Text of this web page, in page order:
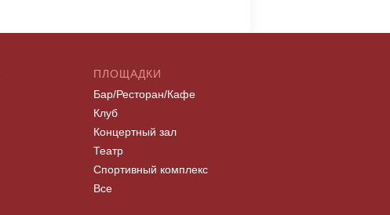
ПЛОЩАДКИ
Бар/Ресторан/Кафе
Клуб
Концертный зал
Театр
Спортивный комплекс
Все